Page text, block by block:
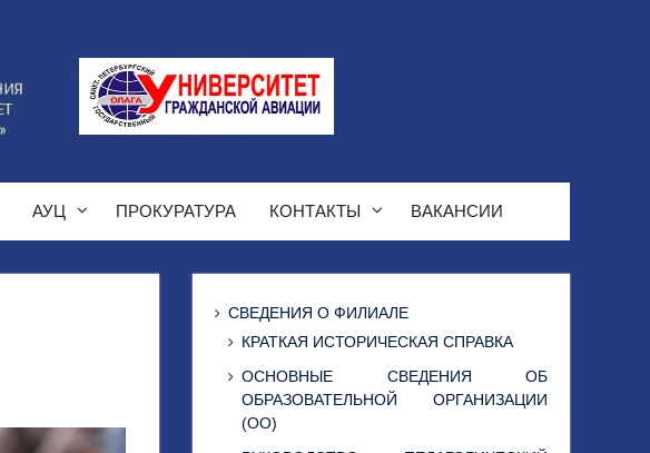
АУЦ ПРОКУРАТУРА КОНТАКТЫ ВАКАНСИИ
СВЕДЕНИЯ О ФИЛИАЛЕ
КРАТКАЯ ИСТОРИЧЕСКАЯ СПРАВКА
ОСНОВНЫЕ СВЕДЕНИЯ ОБ
ОБРАЗОВАТЕЛЬНОЙ ОРГАНИЗАЦИИ
(ОО)